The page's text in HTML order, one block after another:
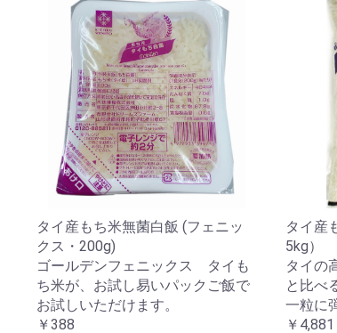
タイ産もち米無菌白飯 (フェニッ
クス・200g)
ゴールデンフェニックス タイも
ち米が、お試し易いパックご飯で
お試しいただけます。
￥388
タイ産
5kg）
タイの
と比べ
一粒に
￥4,881